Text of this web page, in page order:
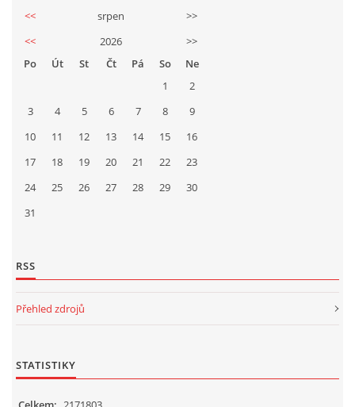
<< srpen
>>
<<
2026
>>
Po
Út St Čt Pá So
Ne
1
2
3
4 5 6 7 8
9
10
11 12 13 14 15
16
17
18 19 20 21 22
23
24
25 26 27 28 29
30
31
RSS
Přehled zdrojů
STATISTIKY